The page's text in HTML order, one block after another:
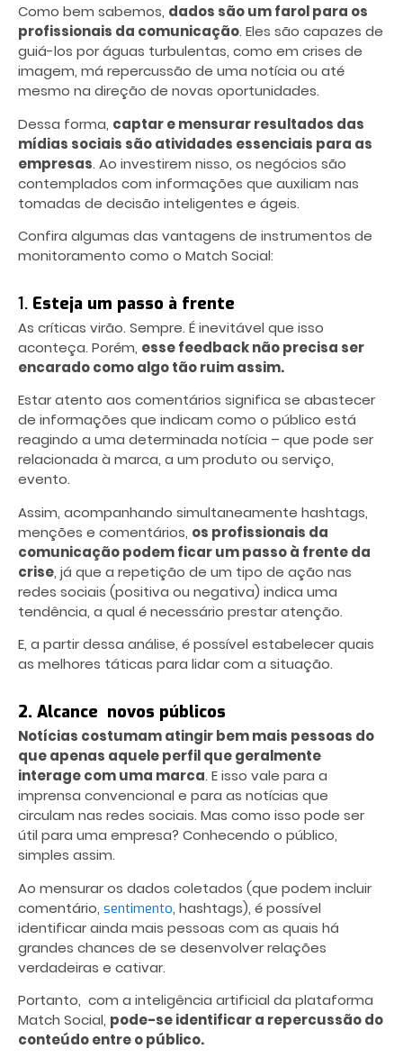
Como bem sabemos, dados são um farol para os
profissionais da comunicação. Eles são capazes de
guiá-los por águas turbulentas, como em crises de
imagem, má repercussão de uma notícia ou até
mesmo na direção de novas oportunidades.
Dessa forma, captar e mensurar resultados das
mídias sociais são atividades essenciais para as
empresas. Ao investirem nisso, os negócios são
contemplados com informações que auxiliam nas
tomadas de decisão inteligentes e ágeis.
Confira algumas das vantagens de instrumentos de
monitoramento como o Match Social:
1. Esteja um passo à frente
As críticas virão. Sempre. É inevitável que isso
aconteça. Porém, esse feedback não precisa ser
encarado como algo tão ruim assim.
Estar atento aos comentários significa se abastecer
de informações que indicam como o público está
reagindo a uma determinada notícia – que pode ser
relacionada à marca, a um produto ou serviço,
evento.
Assim, acompanhando simultaneamente hashtags,
menções e comentários, os profissionais da
comunicação podem ficar um passo à frente da
crise, já que a repetição de um tipo de ação nas
redes sociais (positiva ou negativa) indica uma
tendência, a qual é necessário prestar atenção.
E, a partir dessa análise, é possível estabelecer quais
as melhores táticas para lidar com a situação.
2. Alcance novos públicos
Notícias costumam atingir bem mais pessoas do
que apenas aquele perfil que geralmente
interage com uma marca. E isso vale para a
imprensa convencional e para as notícias que
circulam nas redes sociais. Mas como isso pode ser
útil para uma empresa? Conhecendo o público,
simples assim.
Ao mensurar os dados coletados (que podem incluir
comentário, sentimento, hashtags), é possível
identificar ainda mais pessoas com as quais há
grandes chances de se desenvolver relações
verdadeiras e cativar.
Portanto, com a inteligência artificial da plataforma
Match Social, pode-se identificar a repercussão do
conteúdo entre o público.